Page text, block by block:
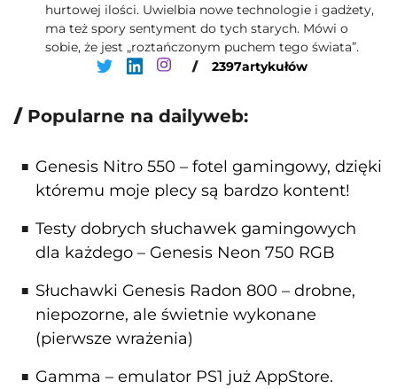
hurtowej ilości. Uwielbia nowe technologie i gadżety,
ma też spory sentyment do tych starych. Mówi o
sobie, że jest „roztańczonym puchem tego świata”.
/
2397artykułów
Popularne na dailyweb:
Genesis Nitro 550 – fotel gamingowy, dzięki
któremu moje plecy są bardzo kontent!
Testy dobrych słuchawek gamingowych
dla każdego – Genesis Neon 750 RGB
Słuchawki Genesis Radon 800 – drobne,
niepozorne, ale świetnie wykonane
(pierwsze wrażenia)
Gamma – emulator PS1 już AppStore.